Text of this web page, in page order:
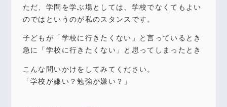
ただ、学問を学ぶ場としては、学校でなくてもよい
のではというのが私のスタンスです。
子どもが「学校に行きたくない」と言っているとき
急に「学校に行きたくない」と思ってしまったとき
こんな問いかけをしてみてください。
「学校が嫌い？勉強が嫌い？」